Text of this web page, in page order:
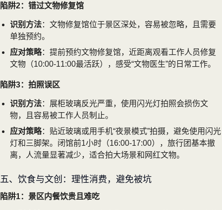
陷阱2：错过文物修复馆
识别方法：文物修复馆位于景区深处，容易被忽略，且需要
单独预约。
应对策略：提前预约文物修复馆，近距离观看工作人员修复
文物（10:00-11:00最活跃），感受“文物医生”的日常工作。
陷阱3：拍照误区
识别方法：展柜玻璃反光严重，使用闪光灯拍照会损伤文
物，且容易被工作人员制止。
应对策略：贴近玻璃或用手机“夜景模式”拍摄，避免使用闪光
灯和三脚架。闭馆前1小时（16:00-17:00），旅行团基本撤
离，人流量显著减少，适合拍大场景和网红文物。
五、饮食与文创：理性消费，避免被坑
陷阱1：景区内餐饮贵且难吃